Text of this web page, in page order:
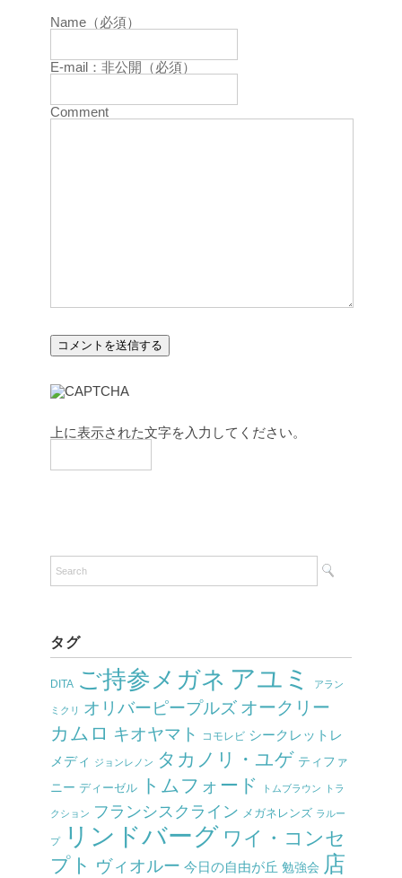
Name（必須）
E-mail：非公開（必須）
Comment
上に表示された文字を入力してください。
タグ
DITA ご持参メガネ アユミ アラン
ミクリ オリバーピープルズ オークリー
カムロ キオヤマト コモレビ シークレットレ
メディ
ジョンレノン タカノリ・ユゲ ティファ
ニー ディーゼル トムフォード トムブラウン トラ
クション フランシスクライン メガネレンズ ラルー
プ リンドバーグ ワイ・コンセ
プト ヴィオルー 今日の自由が丘 勉強会 店